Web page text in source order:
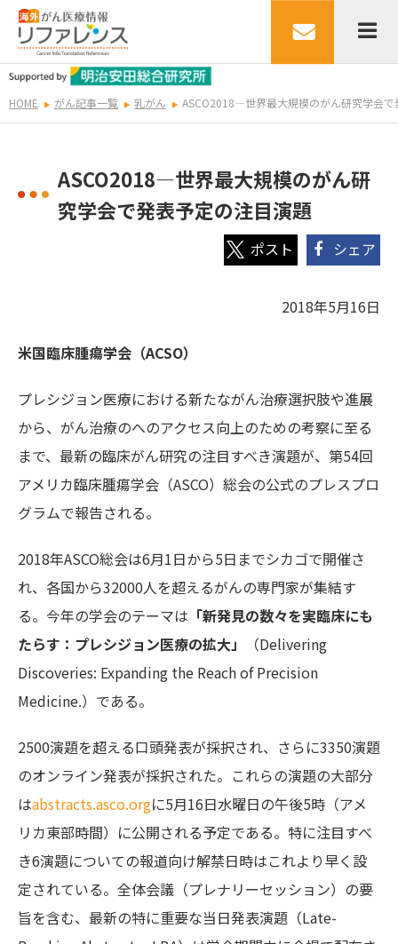
HOME がん記事一覧 乳がん ASCO2018―世界最大規模のがん研究学会で
ASCO2018―世界最大規模のがん研
究学会で発表予定の注目演題
シェア
2018年5月16日
米国臨床腫瘍学会（ACSO）
プレシジョン医療における新たながん治療選択肢や進展
から、がん治療のへのアクセス向上のための考察に至る
まで、最新の臨床がん研究の注目すべき演題が、第54回
アメリカ臨床腫瘍学会（ASCO）総会の公式のプレスプロ
グラムで報告される。
2018年ASCO総会は6月1日から5日までシカゴで開催さ
れ、各国から32000人を超えるがんの専門家が集結す
る。今年の学会のテーマは 「新発見の数々を実臨床にも
たらす：プレシジョン医療の拡大」
（Delivering
Discoveries: Expanding the Reach of Precision
Medicine.）である。
2500演題を超える口頭発表が採択され、さらに3350演題
のオンライン発表が採択された。これらの演題の大部分
はabstracts.asco.orgに5月16日水曜日の午後5時（アメ
リカ東部時間）に公開される予定である。特に注目すべ
き6演題についての報道向け解禁日時はこれより早く設
定されている。全体会議（プレナリーセッション）の要
旨を含む、最新の特に重要な当日発表演題（Late-